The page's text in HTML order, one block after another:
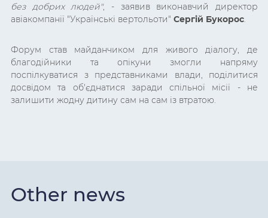
без добрих людей", - заявив виконавчий директор
авіакомпанії "Українські вертольоти" Сергій Букорос
Форум став майданчиком для живого діалогу, де
благодійники та опікуни змогли напряму
поспілкуватися з представниками влади, поділитися
досвідом та об'єднатися заради спільної місії - не
залишити жодну дитину сам на сам із втратою.
Other news